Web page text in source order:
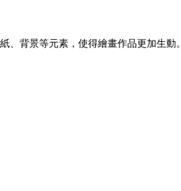
背景等元素，使得繪畫作品更加生動。